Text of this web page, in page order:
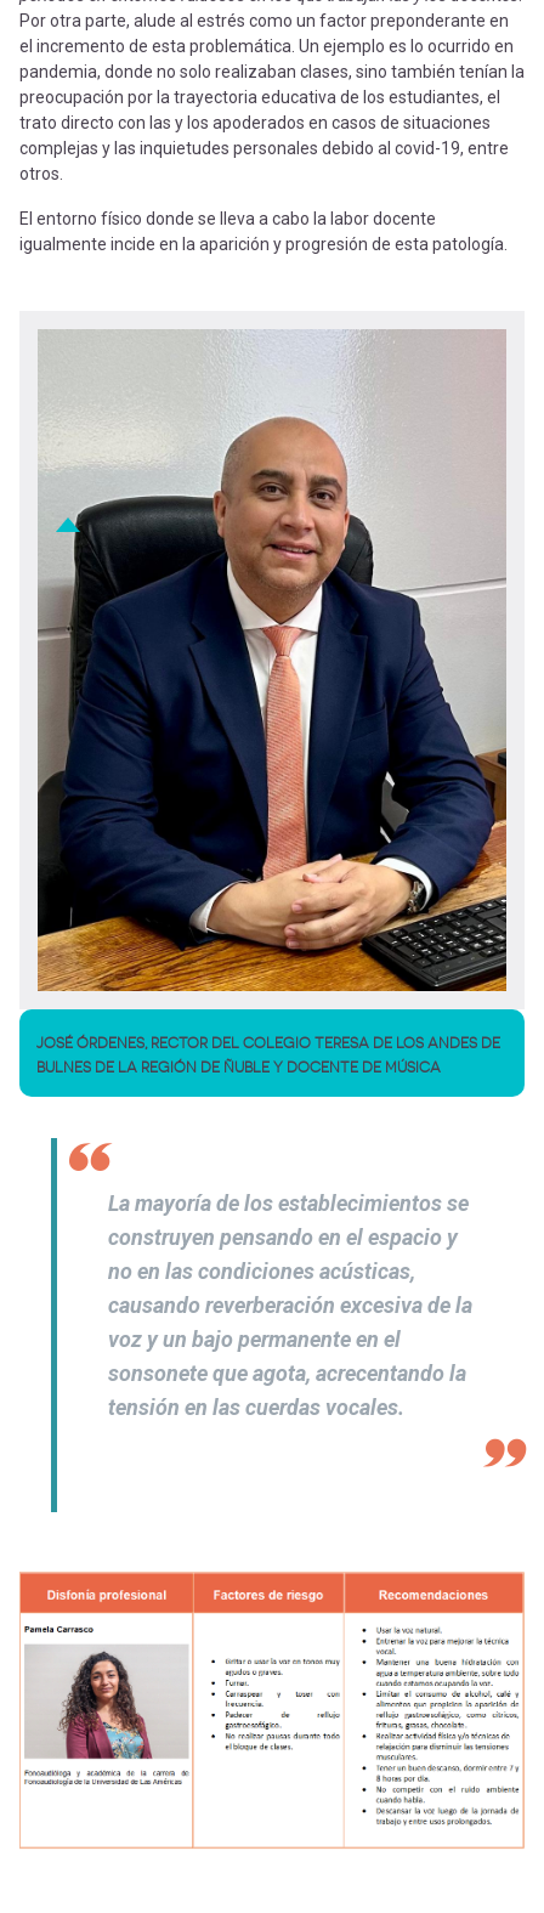
Por otra parte, alude al estrés como un factor preponderante en
el incremento de esta problemática. Un ejemplo es lo ocurrido en
pandemia, donde no solo realizaban clases, sino también tenían la
preocupación por la trayectoria educativa de los estudiantes, el
trato directo con las y los apoderados en casos de situaciones
complejas y las inquietudes personales debido al covid-19, entre
otros.
El entorno físico donde se lleva a cabo la labor docente
igualmente incide en la aparición y progresión de esta patología.
JOSÉ ÓRDENES, RECTOR DEL COLEGIO TERESA DE LOS ANDES DE
BULNES DE LA REGIÓN DE ÑUBLE Y DOCENTE DE MÚSICA
La mayoría de los establecimientos se
construyen pensando en el espacio y
no en las condiciones acústicas,
causando reverberación excesiva de la
voz y un bajo permanente en el
sonsonete que agota, acrecentando la
tensión en las cuerdas vocales.